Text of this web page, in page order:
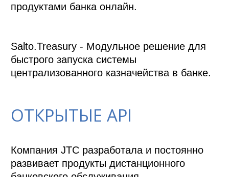
продуктами банка онлайн.
Salto.Treasury - Модульное решение для
быстрого запуска системы
ОТКРЫТЫЕ API
Компания JTC разработала и постоянно
развивает продукты дистанционного